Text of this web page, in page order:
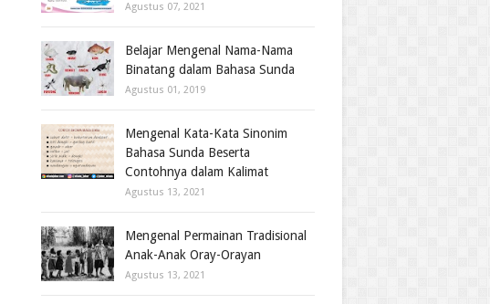
Agustus 07, 2021
Belajar Mengenal Nama-Nama
Binatang dalam Bahasa Sunda
Agustus 01, 2019
Mengenal Kata-Kata Sinonim
Bahasa Sunda Beserta
Contohnya dalam Kalimat
Agustus 13, 2021
Mengenal Permainan Tradisional
Anak-Anak Oray-Orayan
Agustus 13, 2021